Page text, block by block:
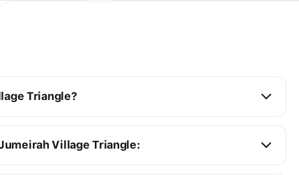
Triangle 1-Zimmer-Wohnungen — Jumeirah
Triangle?
Village Triangle: